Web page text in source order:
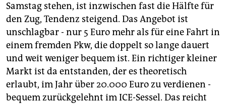
Samstag stehen, ist inzwischen fast die Hälfte für
den Zug, Tendenz steigend. Das Angebot ist
unschlagbar - nur 5 Euro mehr als für eine Fahrt in
einem fremden Pkw, die doppelt so lange dauert
und weit weniger bequem ist. Ein richtiger kleiner
Markt ist da entstanden, der es theoretisch
erlaubt, im Jahr über 20.000 Euro zu verdienen -
bequem zurückgelehnt im ICE-Sessel. Das reicht